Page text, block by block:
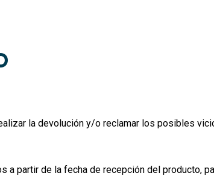
la devolución y/o reclamar los posibles
a partir de la fecha de recepción del producto,